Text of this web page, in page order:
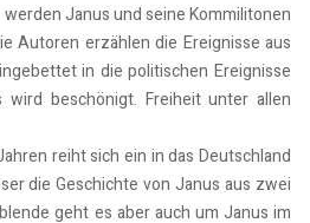
Janus und seine Kommilitonen
Autoren erzählen die Ereignisse aus
in die politischen Ereignisse
wird beschönigt. Freiheit unter allen
reiht sich ein in das Deutschland
die Geschichte von Janus aus zwei
geht es aber auch um Janus im